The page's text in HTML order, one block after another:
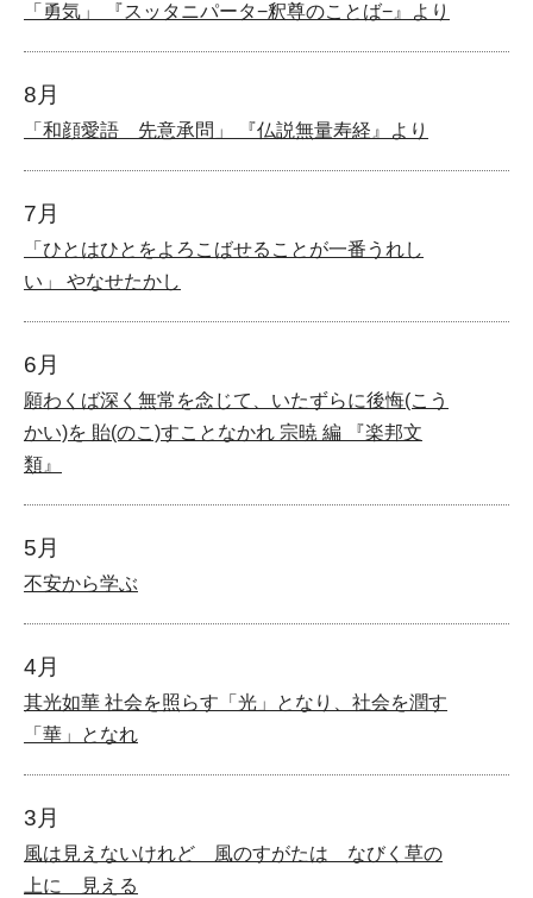
「勇気」 『スッタニパータ−釈尊のことば−』より
8月
「和顔愛語 先意承問」 『仏説無量寿経』より
7月
「ひとはひとをよろこばせることが一番うれし
い」 やなせたかし
6月
願わくば深く無常を念じて、いたずらに後悔(こう
かい)を 貽(のこ)すことなかれ 宗暁 編 『楽邦文
類』
5月
不安から学ぶ
4月
其光如華 社会を照らす「光」となり、社会を潤す
「華」となれ
3月
風は見えないけれど 風のすがたは なびく草の
上に 見える